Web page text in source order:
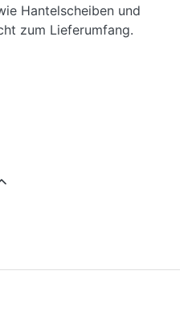
Hantelscheiben und
zum Lieferumfang.